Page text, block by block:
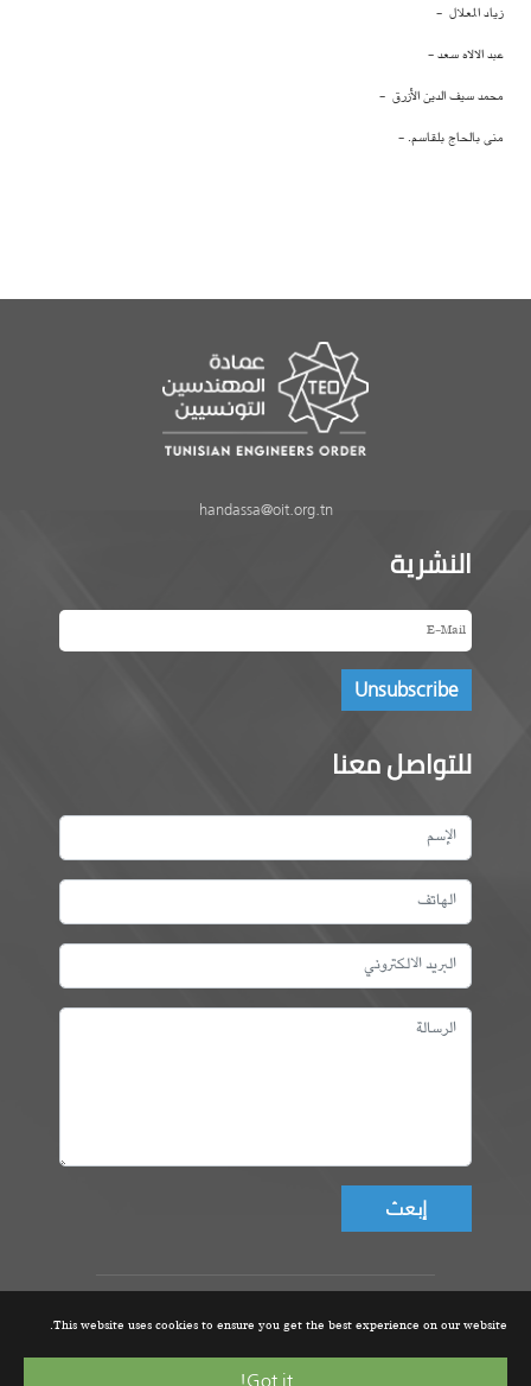
This website uses cookies to ensure you get the best experience on our website.
Got it!
زياد المعلال -
عبد الالاه سعد -
محمد سيف الدين الأزرق -
منى بالحاج بلقاسم. -
handassa@oit.org.tn
النشرية
للتواصل معنا
تصميم و تطوير الموقع من قبل